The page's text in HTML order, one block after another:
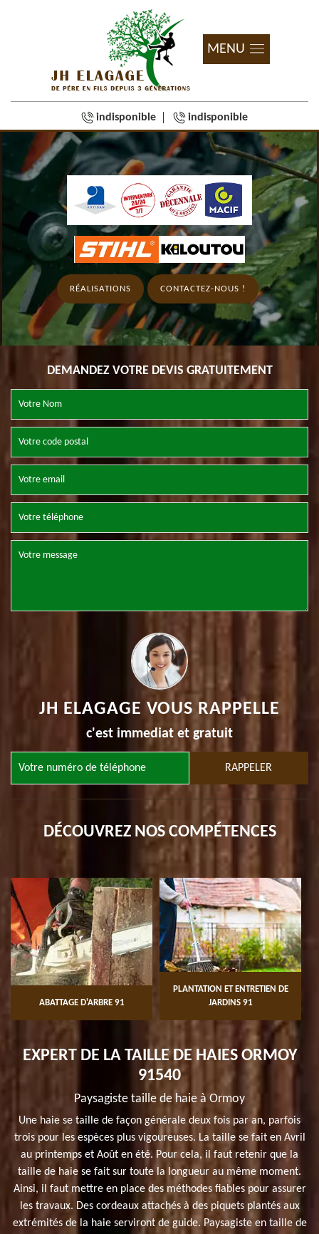
MENU
indisponible indisponible
RÉALISATIONS CONTACTEZ-NOUS !
DEMANDEZ VOTRE DEVIS GRATUITEMENT
JH ELAGAGE VOUS RAPPELLE
c'est immediat et gratuit
DÉCOUVREZ NOS COMPÉTENCES
ABATTAGE D'ARBRE 91
PLANTATION ET ENTRETIEN DE
JARDINS 91
EXPERT DE LA TAILLE DE HAIES ORMOY
91540
Paysagiste taille de haie à Ormoy
Une haie se taille de façon générale deux fois par an, parfois
trois pour les espèces plus vigoureuses. La taille se fait en Avril
au printemps et Août en été. Pour cela, il faut retenir que la
taille de haie se fait sur toute la longueur au même moment.
Ainsi, il faut mettre en place des méthodes fiables pour assurer
les travaux. Des cordeaux attachés à des piquets plantés aux
extrémités de la haie serviront de guide. Paysagiste en taille de